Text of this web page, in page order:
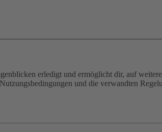
erledigt und ermöglicht dir, auf
und die verwandten